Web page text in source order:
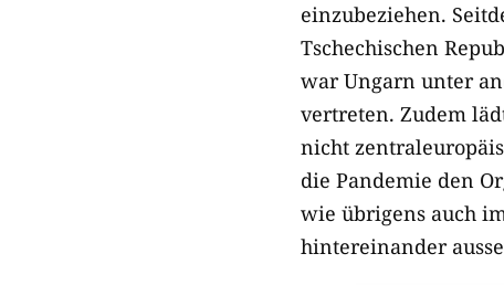
einzubeziehen.
Tschechischen
war Ungarn unter
vertreten. Zudem
nicht
die Pandemie den
wie übrigens auch
hintereinander